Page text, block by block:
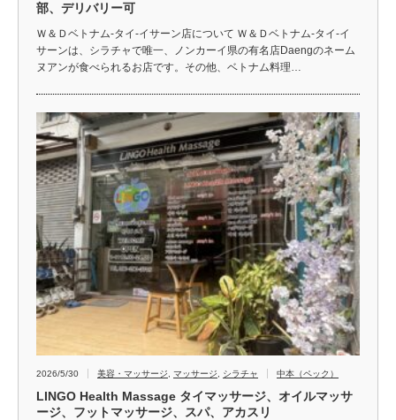
部、デリバリー可
Ｗ＆Ｄベトナム-タイ-イサーン店について Ｗ＆Ｄベトナム-タイ-イ
サーンは、シラチャで唯一、ノンカーイ県の有名店Daengのネーム
ヌアンが食べられるお店です。その他、ベトナム料理…
2026/5/30 美容・マッサージ マッサージ シラチャ 中本（ペック）
LINGO Health Massage タイマッサージ、オイルマッサ
ージ、フットマッサージ、スパ、アカスリ